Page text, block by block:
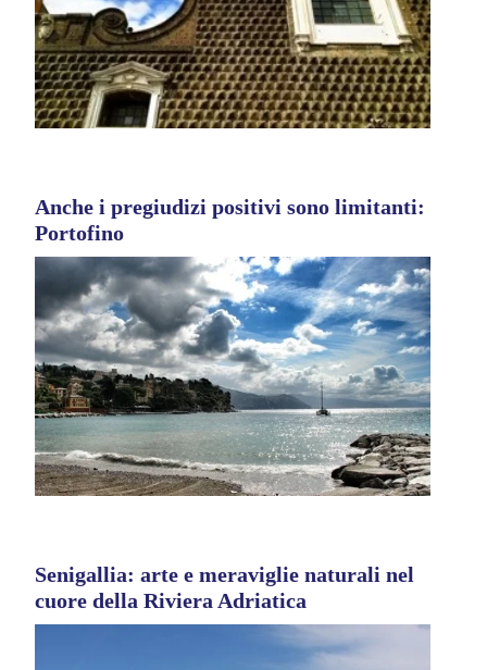
Anche i pregiudizi positivi sono limitanti:
Portofino
Senigallia: arte e meraviglie naturali nel
cuore della Riviera Adriatica